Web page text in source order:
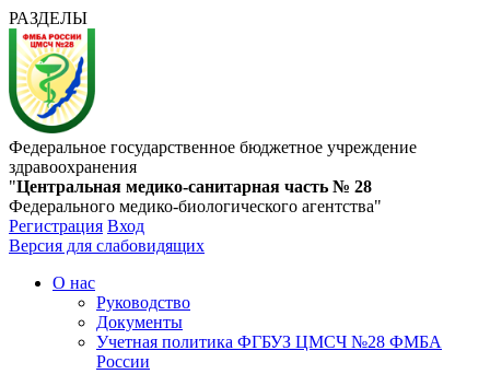
РАЗДЕЛЫ
Федеральное государственное бюджетное учреждение
здравоохранения
"Центральная медико-санитарная часть № 28
Федерального медико-биологического агентства"
Регистрация Вход
Версия для слабовидящих
О нас
Руководство
Документы
Учетная политика ФГБУЗ ЦМСЧ №28 ФМБА
России